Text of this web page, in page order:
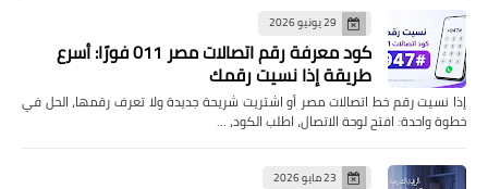
29 يونيو 2026
كود معرفة رقم اتصالات مصر 011 فورًا: أسرع
طريقة إذا نسيت رقمك
إذا نسيت رقم خط اتصالات مصر أو اشتريت شريحة جديدة ولا تعرف رقمها، الحل في
خطوة واحدة: افتح لوحة الاتصال، اطلب الكود، …
23 مايو 2026